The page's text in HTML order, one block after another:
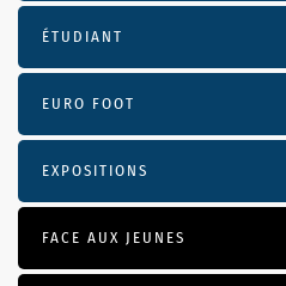
ÉTUDIANT
EURO FOOT
EXPOSITIONS
FACE AUX JEUNES